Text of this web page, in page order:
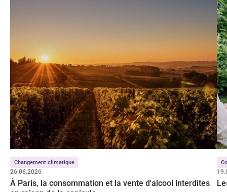
Changement climatique
26.06.2026
À Paris, la consommation et la vente d'alcool interdites